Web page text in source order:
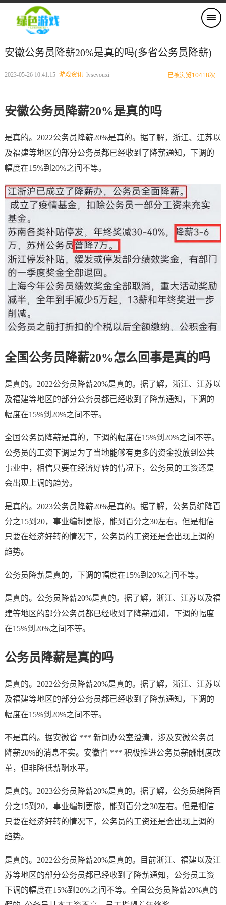
安徽公务员降薪20%是真的吗(多省公务员降薪)
2023-05-26 10:41:15 游戏资讯 lvseyouxi 已被浏览10418次
安徽公务员降薪20%是真的吗
是真的。2022公务员降薪20%是真的。据了解，浙江、江苏以
及福建等地区的部分公务员都已经收到了降薪通知，下调的
幅度在15%到20%之间不等。
全国公务员降薪20%怎么回事是真的吗
是真的。2022公务员降薪20%是真的。据了解，浙江、江苏以
及福建等地区的部分公务员都已经收到了降薪通知，下调的
幅度在15%到20%之间不等。
全国公务员降薪是真的，下调的幅度在15%到20%之间不等。
公务员的工资下调是为了当地能够有更多的资金投放到公共
事业中，相信只要在经济好转的情况下，公务员的工资还是
会出现上调的趋势。
是真的。2023公务员降薪20%是真的。据了解，公务员编降百
分之15到20，事业编制更惨，能到百分之30左右。但是相信
只要在经济好转的情况下，公务员的工资还是会出现上调的
趋势。
公务员降薪是真的，下调的幅度在15%到20%之间不等。
是真的。公务员降薪20%是真的。据了解，浙江、江苏以及福
建等地区的部分公务员都已经收到了降薪通知，下调的幅度
在15%到20%之间不等。
公务员降薪是真的吗
是真的。2022公务员降薪20%是真的。据了解，浙江、江苏以
及福建等地区的部分公务员都已经收到了降薪通知，下调的
幅度在15%到20%之间不等。
不是真的。据安徽省 *** 新闻办公室澄清，涉及安徽公务员
降薪20%的消息不实。安徽省 *** 积极推进公务员薪酬制度改
革，但非降低薪酬水平。
是真的。2023公务员降薪20%是真的。据了解，公务员编降百
分之15到20，事业编制更惨，能到百分之30左右。但是相信
只要在经济好转的情况下，公务员的工资还是会出现上调的
趋势。
是真的。2022公务员降薪20%是真的。目前浙江、福建以及江
苏等地区的部分公务员都已经收到了降薪通知，公务员工资
下调的幅度在15%到20%之间不等。全国公务员降薪20%真的